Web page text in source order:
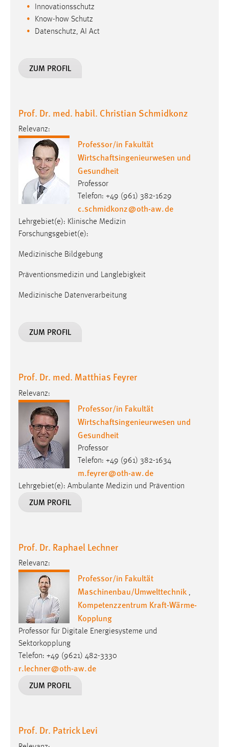
Innovationsschutz
Know-how Schutz
Datenschutz, AI Act
ZUM PROFIL
Prof. Dr. med. habil. Christian Schmidkonz
Relevanz:
Professor/in Fakultät
Wirtschaftsingenieurwesen und
Gesundheit
Professor
Telefon: +49 (961) 382-1629
c.schmidkonz@oth-aw.de
Lehrgebiet(e): Klinische Medizin
Forschungsgebiet(e):
Medizinische Bildgebung
Präventionsmedizin und Langlebigkeit
Medizinische Datenverarbeitung
ZUM PROFIL
Prof. Dr. med. Matthias Feyrer
Relevanz:
Professor/in Fakultät
Wirtschaftsingenieurwesen und
Gesundheit
Professor
Telefon: +49 (961) 382-1634
m.feyrer@oth-aw.de
Lehrgebiet(e): Ambulante Medizin und Prävention
ZUM PROFIL
Prof. Dr. Raphael Lechner
Relevanz:
Professor/in Fakultät
Maschinenbau/Umwelttechnik ,
Kompetenzzentrum Kraft-Wärme-
Kopplung
Professor für Digitale Energiesysteme und
Sektorkopplung
Telefon: +49 (9621) 482-3330
r.lechner@oth-aw.de
ZUM PROFIL
Prof. Dr. Patrick Levi